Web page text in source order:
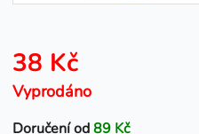
38 Kč
Vyprodáno
Doručení od89 Kč